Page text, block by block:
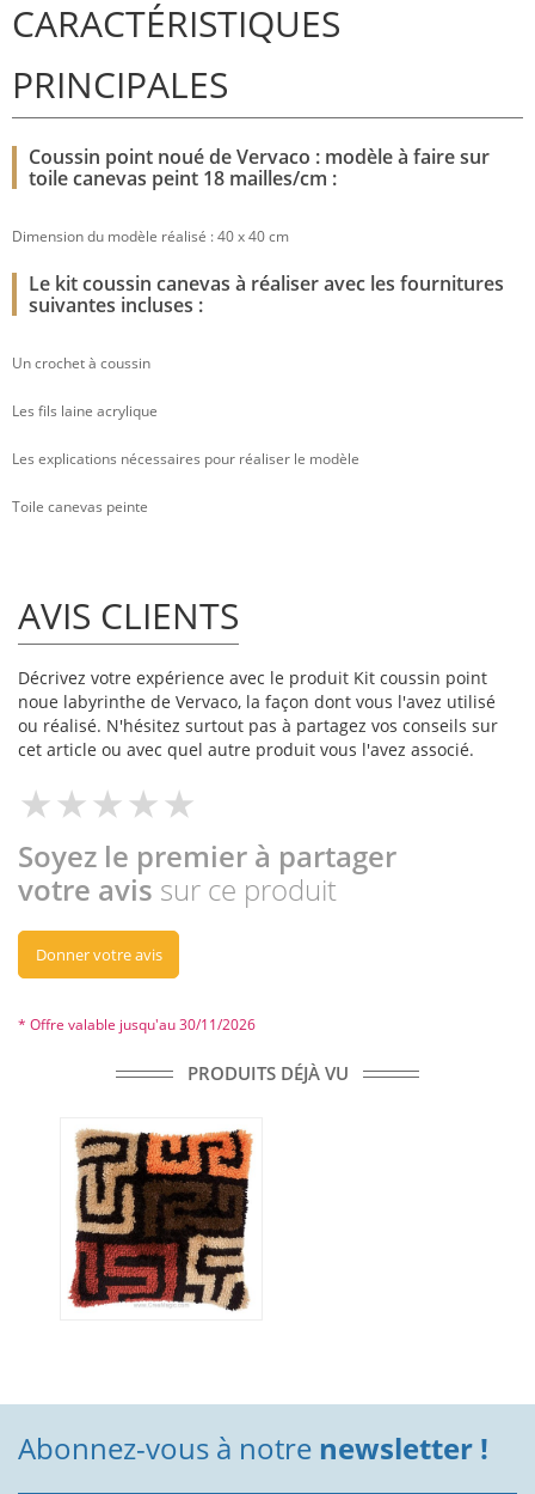
CARACTÉRISTIQUES
PRINCIPALES
Coussin point noué de Vervaco : modèle à faire sur
toile canevas peint 18 mailles/cm :
Dimension du modèle réalisé : 40 x 40 cm
Le kit coussin canevas à réaliser avec les fournitures
suivantes incluses :
Un crochet à coussin
Les fils laine acrylique
Les explications nécessaires pour réaliser le modèle
Toile canevas peinte
AVIS CLIENTS
Décrivez votre expérience avec le produit Kit coussin point
noue labyrinthe de Vervaco, la façon dont vous l'avez utilisé
ou réalisé. N'hésitez surtout pas à partagez vos conseils sur
cet article ou avec quel autre produit vous l'avez associé.
Soyez le premier à partager
votre avis sur ce produit
Donner votre avis
* Offre valable jusqu'au 30/11/2026
PRODUITS DÉJÀ VU
Abonnez-vous à notre newsletter !